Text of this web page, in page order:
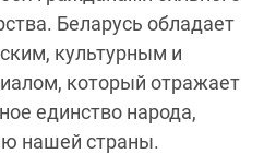
Беларусь обладает
культурным и
который отражает
единство народа,
нашей страны.